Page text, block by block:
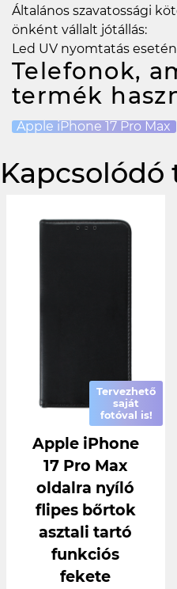
Általános szavatossági
önként vállalt jótállás:
Led UV nyomtatás
Telefonok,
termék
Apple iPhone 17 Pro Max
Tervezhető
saját
fotóval is!
Apple iPhone
17 Pro Max
oldalra nyíló
flipes bőrtok
asztali tartó
funkciós
fekete